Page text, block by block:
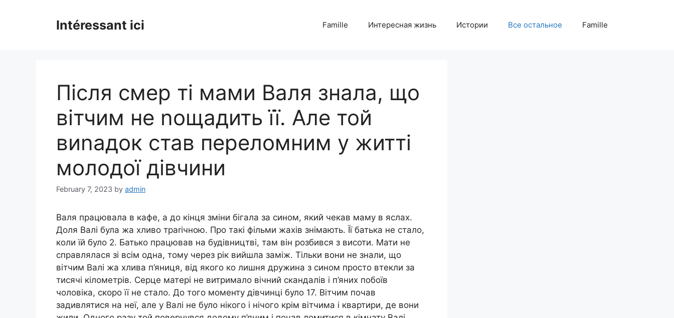
Intéressant ici Famille Интересная жизнь Истории Все остальное Famille
Після смер ті мами Валя знала, що
вітчим не nощадить її. Але той
виnадок став переломним у житті
молодої дівчини
February 7, 2023 by admin
Валя працювала в кафе, а до кінця зміни бігала за сином, який чекав маму в яслах.
Доля Валі була жа хливо траrічною. Про такі фільми жахів знімають. Її батька не стало,
коли їй було 2. Батько працював на будівництві, там він розбився з висоти. Мати не
справлялася зі всім одна, тому через рік вийшла заміж. Тільки вони не знали, що
вітчим Валі жа хлива п’яниця, від якого ко лишня дружина з сином просто втекли за
тисячі кілометрів. Серце матері не витримало вічний скандалів і п’яних побоїв
чоловіка, скоро її не стало. До того моменту дівчинці було 17. Вітчим почав
задивлятися на неї, але у Валі не було нікого і нічого крім вітчима і квартири, де вони